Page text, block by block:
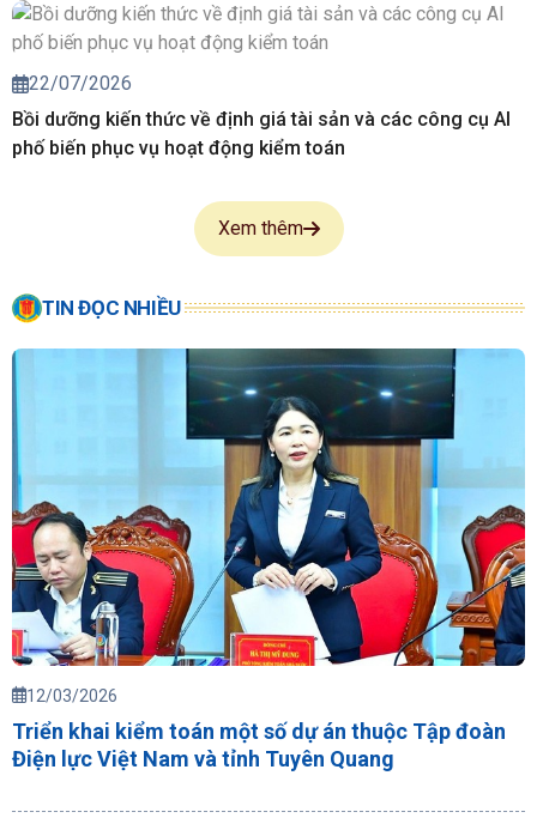
22/07/2026
Bồi dưỡng kiến thức về định giá tài sản và các công cụ AI
phố biến phục vụ hoạt động kiểm toán
Xem thêm
TIN ĐỌC NHIỀU
12/03/2026
Triển khai kiểm toán một số dự án thuộc Tập đoàn
Điện lực Việt Nam và tỉnh Tuyên Quang